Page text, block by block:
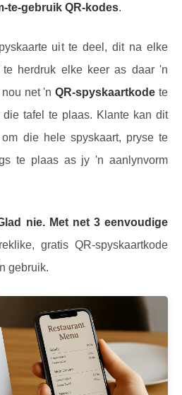
te-gebruik QR-kodes.
uit te deel, dit na elke
herdruk elke keer as daar 'n
nou net 'nQR-spyskaartkode te
tafel te plaas. Klante kan dit
die hele spyskaart, pryse te
te plaas as jy 'n aanlynvorm
nie. Met net 3 eenvoudige
gratis QR-spyskaartkode
gebruik.